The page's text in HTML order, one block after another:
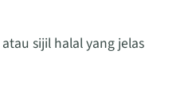
atau sijil halal yang jelas